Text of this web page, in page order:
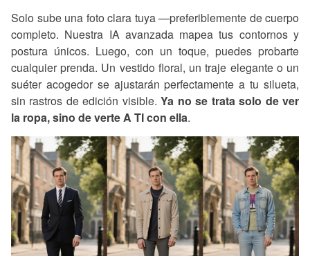
Solo sube una foto clara tuya —preferiblemente de cuerpo
completo. Nuestra IA avanzada mapea tus contornos y
postura únicos. Luego, con un toque, puedes probarte
cualquier prenda. Un vestido floral, un traje elegante o un
suéter acogedor se ajustarán perfectamente a tu silueta,
sin rastros de edición visible.Ya no se trata solo de ver
la ropa, sino de verte A TI con ella.